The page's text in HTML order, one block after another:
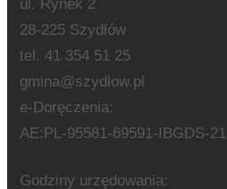
ul. Rynek 2
28-225 Szydłów
tel. 41 354 51 25
gmina@szydlow.pl
e-Doręczenia:
AE:PL-95581-69591-IBGDS-21
Godziny urzędowania: